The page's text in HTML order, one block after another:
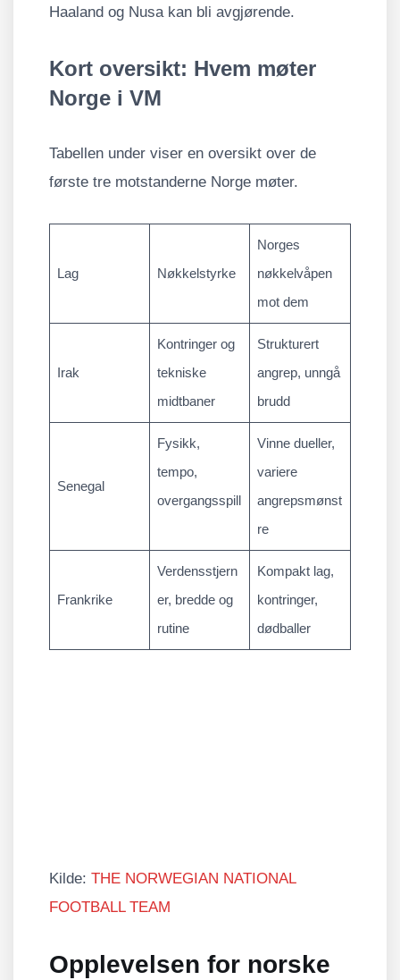
Haaland og Nusa kan bli avgjørende.
Kort oversikt: Hvem møter
Norge i VM
Tabellen under viser en oversikt over de
første tre motstanderne Norge møter.
Lag Nøkkelstyrke
Norges
nøkkelvåpen
mot dem
Irak
Kontringer og
tekniske
midtbaner
Strukturert
angrep, unngå
brudd
Senegal
Fysikk,
tempo,
overgangsspill
Vinne dueller,
variere
angrepsmønst
re
Frankrike
Verdensstjern
er, bredde og
rutine
Kompakt lag,
kontringer,
dødballer
Kilde: THE NORWEGIAN NATIONAL
FOOTBALL TEAM
Opplevelsen for norske